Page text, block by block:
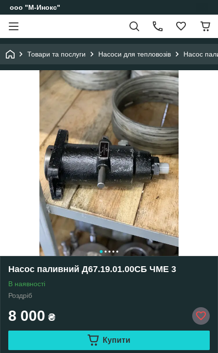
ооо "М-Инокс"
Товари та послуги Насоси для тепловозів Насос
Насос паливний Д67.19.01.00СБ ЧМЕ 3
В наявності
Роздріб
8 000 ₴
Купити